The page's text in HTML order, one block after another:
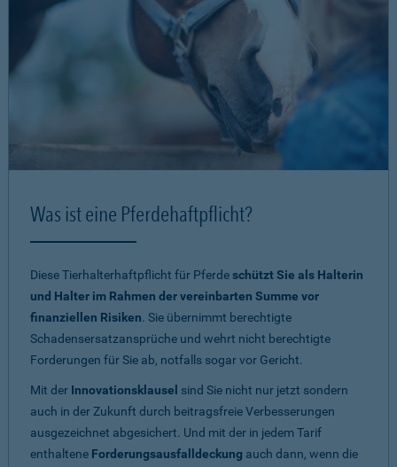
Was ist eine Pferdehaftpflicht?
Diese Tierhalterhaftpflicht für Pferdeschützt Sie als Halterin
und Halter im Rahmen der vereinbarten Summe vor
finanziellen Risiken. Sie übernimmt berechtigte
Schadensersatzansprüche und wehrt nicht berechtigte
Forderungen für Sie ab, notfalls sogar vor Gericht.
Mit der Innovationsklausel sind Sie nicht nur jetzt sondern
auch in der Zukunft durch beitragsfreie Verbesserungen
ausgezeichnet abgesichert. Und mit der in jedem Tarif
enthaltene Forderungsausfalldeckung auch dann, wenn die